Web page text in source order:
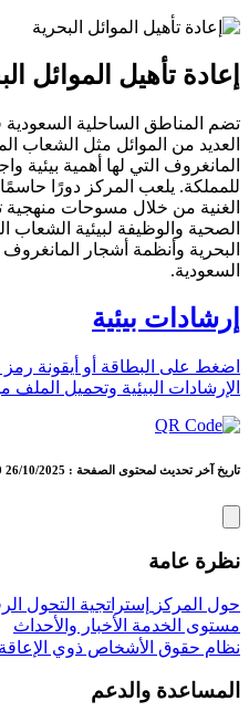
إعادة تأهيل الموائل
تضم المناطق الساحلية السعودية
العديد من الموائل مثل الشعاب
المانغروف التي لها أهمية بيئية
للمملكة. يلعب المركز دورًا
الغنية من خلال مسوحات منهجية
الصحية والوظيفة لبيئية
البحرية وأنظمة أشجار
السعودية.
إرشادات بيئية
اضغط على البطاقة أو أيقونة رمز
الإرشادات البيئية وتحميل الملف
تاريخ آخر تحديث لمحتوى الصفحة : 26/10/2025 11:20 بتوقيت المملكة العربية السعودية
نظرة عامة
حول المركز إستراتجية التحول
مستوى الخدمة الأخبار والأحداث
نظام حقوق الأشخاص ذوي الإعاقة
المساعدة والدعم